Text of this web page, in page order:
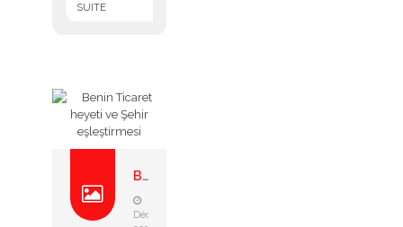
SUITE
Benin ticaret heyeti ve ş...
Décembre